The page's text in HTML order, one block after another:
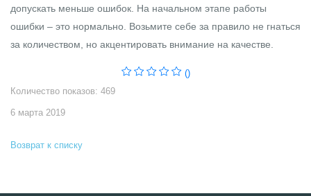
допускать меньше ошибок. На начальном этапе работы
ошибки – это нормально. Возьмите себе за правило не гнаться
за количеством, но акцентировать внимание на качестве.
()
Количество показов: 469
6 марта 2019
Возврат к списку